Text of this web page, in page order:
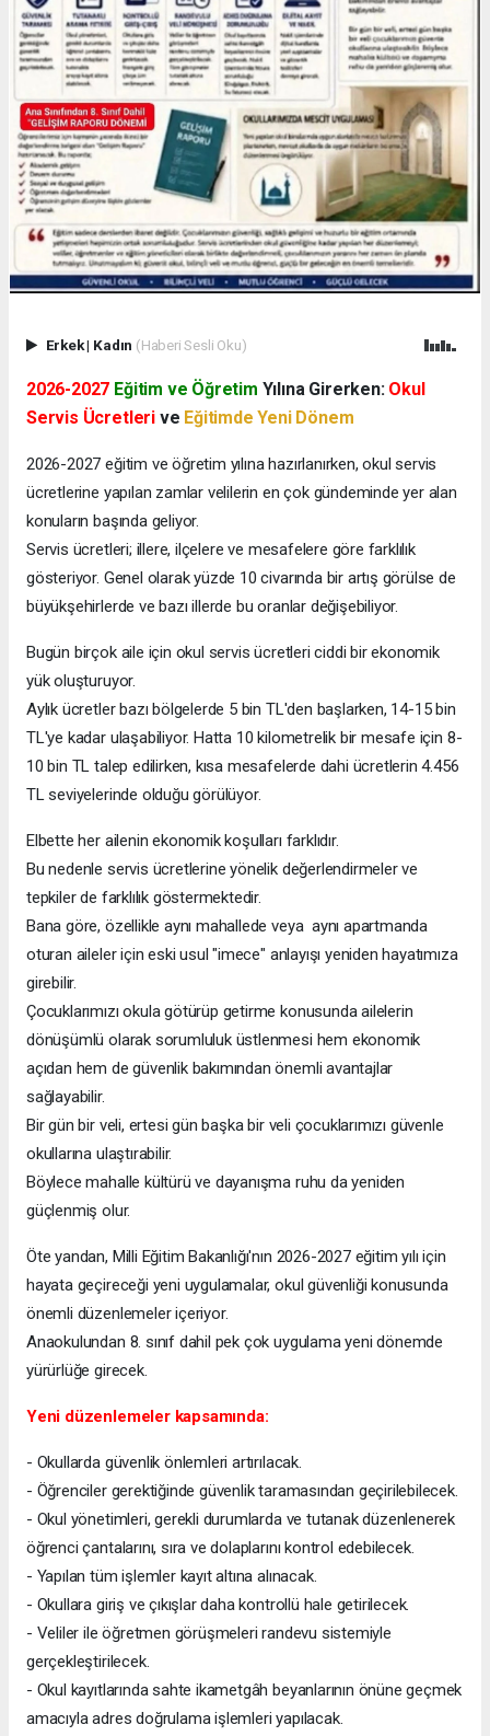
Erkek| Kadın (Haberi Sesli Oku)
2026-2027 Eğitim ve Öğretim Yılına Girerken: Okul
Servis Ücretleri ve Eğitimde Yeni Dönem
2026-2027 eğitim ve öğretim yılına hazırlanırken, okul servis
ücretlerine yapılan zamlar velilerin en çok gündeminde yer alan
konuların başında geliyor.
Servis ücretleri; illere, ilçelere ve mesafelere göre farklılık
gösteriyor. Genel olarak yüzde 10 civarında bir artış görülse de
büyükşehirlerde ve bazı illerde bu oranlar değişebiliyor.
Bugün birçok aile için okul servis ücretleri ciddi bir ekonomik
yük oluşturuyor.
Aylık ücretler bazı bölgelerde 5 bin TL'den başlarken, 14-15 bin
TL'ye kadar ulaşabiliyor. Hatta 10 kilometrelik bir mesafe için 8-
10 bin TL talep edilirken, kısa mesafelerde dahi ücretlerin 4.456
TL seviyelerinde olduğu görülüyor.
Elbette her ailenin ekonomik koşulları farklıdır.
Bu nedenle servis ücretlerine yönelik değerlendirmeler ve
tepkiler de farklılık göstermektedir.
Bana göre, özellikle aynı mahallede veya aynı apartmanda
oturan aileler için eski usul "imece" anlayışı yeniden hayatımıza
girebilir.
Çocuklarımızı okula götürüp getirme konusunda ailelerin
dönüşümlü olarak sorumluluk üstlenmesi hem ekonomik
açıdan hem de güvenlik bakımından önemli avantajlar
sağlayabilir.
Bir gün bir veli, ertesi gün başka bir veli çocuklarımızı güvenle
okullarına ulaştırabilir.
Böylece mahalle kültürü ve dayanışma ruhu da yeniden
güçlenmiş olur.
Öte yandan, Milli Eğitim Bakanlığı'nın 2026-2027 eğitim yılı için
hayata geçireceği yeni uygulamalar, okul güvenliği konusunda
önemli düzenlemeler içeriyor.
Anaokulundan 8. sınıf dahil pek çok uygulama yeni dönemde
yürürlüğe girecek.
Yeni düzenlemeler kapsamında:
- Okullarda güvenlik önlemleri artırılacak.
- Öğrenciler gerektiğinde güvenlik taramasından geçirilebilecek.
- Okul yönetimleri, gerekli durumlarda ve tutanak düzenlenerek
öğrenci çantalarını, sıra ve dolaplarını kontrol edebilecek.
- Yapılan tüm işlemler kayıt altına alınacak.
- Okullara giriş ve çıkışlar daha kontrollü hale getirilecek.
- Veliler ile öğretmen görüşmeleri randevu sistemiyle
gerçekleştirilecek.
- Okul kayıtlarında sahte ikametgâh beyanlarının önüne geçmek
amacıyla adres doğrulama işlemleri yapılacak.